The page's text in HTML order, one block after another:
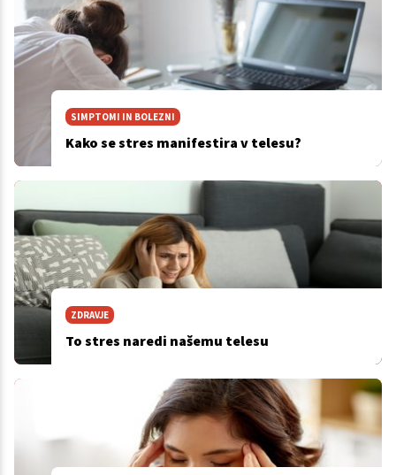
SIMPTOMI IN BOLEZNI
Kako se stres manifestira v telesu?
ZDRAVJE
To stres naredi našemu telesu